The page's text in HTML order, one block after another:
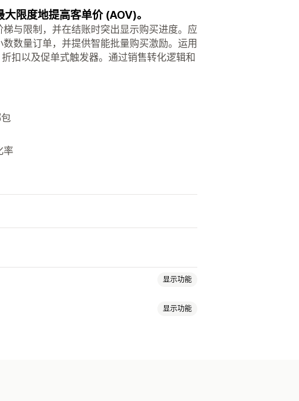
限度地提高客单价 (AOV)。
与限制，并在结账时突出显示购买进度。应
数量订单，并提供智能批量购买激励。运用
扣以及促单式触发器。通过销售转化逻辑和
率
显示功能
显示功能